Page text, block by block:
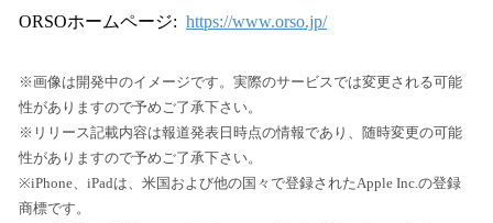
ORSOホームページ: https://www.orso.jp/
※画像は開発中のイメージです。実際のサービスでは変更される可能
性がありますので予めご了承下さい。
※リリース記載内容は報道発表日時点の情報であり、随時変更の可能
性がありますので予めご了承下さい。
※iPhone、iPadは、米国および他の国々で登録されたApple Inc.の登録
商標です。